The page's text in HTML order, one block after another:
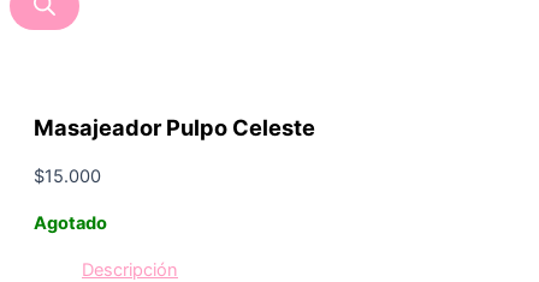
Masajeador Pulpo Celeste
$15.000
Agotado
Descripción